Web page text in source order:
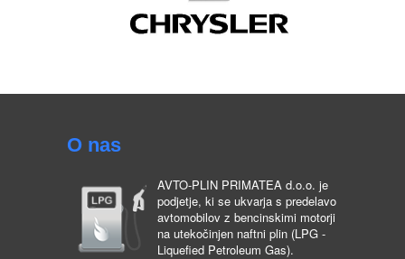
O nas
AVTO-PLIN PRIMATEA d.o.o. je
podjetje, ki se ukvarja s predelavo
avtomobilov z bencinskimi motorji
na utekočinjen naftni plin (LPG -
Liquefied Petroleum Gas).